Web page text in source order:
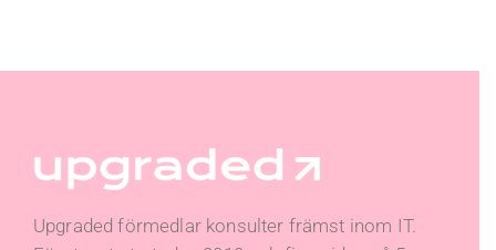
Upgraded förmedlar konsulter främst inom IT.